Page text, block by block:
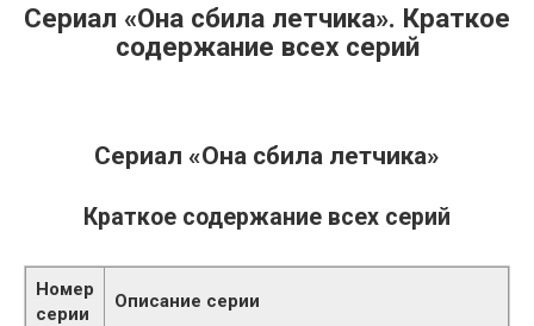
Сериал «Она сбила летчика». Краткое
содержание всех серий
Сериал «Она сбила летчика»
Краткое содержание всех серий
Номер
серии
Описание серии